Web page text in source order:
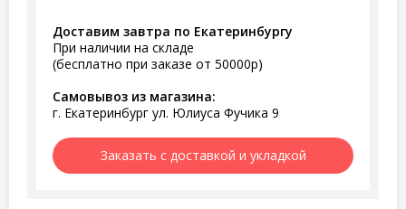
Доставим завтра по Екатеринбургу
При наличии на складе
(бесплатно при заказе от 50000р)
Самовывоз из магазина:
г. Екатеринбург ул. Юлиуса Фучика 9
Заказать с доставкой и укладкой